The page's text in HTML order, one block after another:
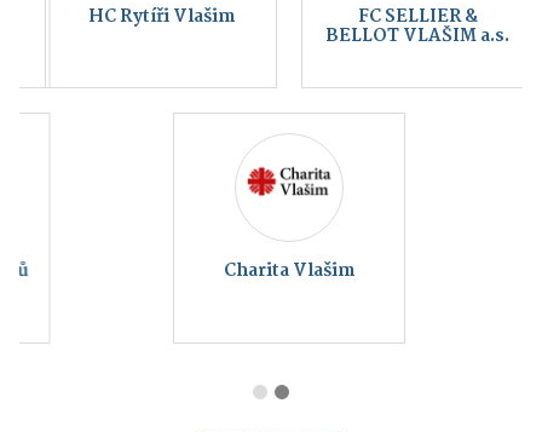
HC Rytíři Vlašim FC SELLIER &
BELLOT VLAŠIM a.s.
Charita Vlašim